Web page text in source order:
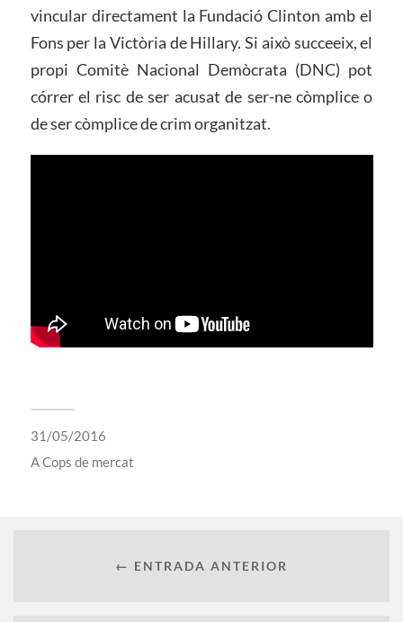
vincular directament la Fundació Clinton amb el
Fons per la Victòria de Hillary. Si això succeeix, el
propi Comitè Nacional Demòcrata (DNC) pot
córrer el risc de ser acusat de ser-ne còmplice o
de ser còmplice de crim organitzat.
31/05/2016
ACops de mercat
← ENTRADA ANTERIOR